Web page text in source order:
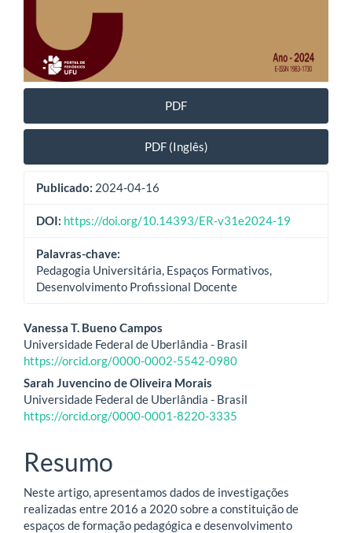
PDF
PDF (Inglês)
Publicado: 2024-04-16
DOI: https://doi.org/10.14393/ER-v31e2024-19
Palavras-chave:
Pedagogia Universitária, Espaços Formativos,
Desenvolvimento Profissional Docente
Conteúdo
do
artigo
principal
Vanessa T. Bueno Campos
Universidade Federal de Uberlândia - Brasil
https://orcid.org/0000-0002-5542-0980
Sarah Juvencino de Oliveira Morais
Universidade Federal de Uberlândia - Brasil
https://orcid.org/0000-0001-8220-3335
Resumo
Neste artigo, apresentamos dados de investigações
realizadas entre 2016 a 2020 sobre a constituição de
espaços de formação pedagógica e desenvolvimento